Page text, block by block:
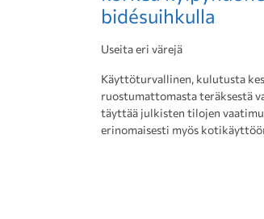
bidésuihkulla
Useita eri värejä
Käyttöturvallinen, kulutusta
ruostumattomasta teräksestä
täyttää julkisten tilojen
erinomaisesti myös